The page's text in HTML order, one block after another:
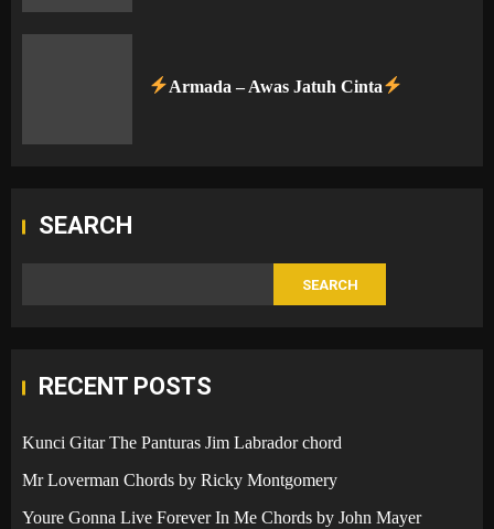
Armada – Awas Jatuh Cinta
SEARCH
SEARCH
RECENT POSTS
Kunci Gitar The Panturas Jim Labrador chord
Mr Loverman Chords by Ricky Montgomery
Youre Gonna Live Forever In Me Chords by John Mayer